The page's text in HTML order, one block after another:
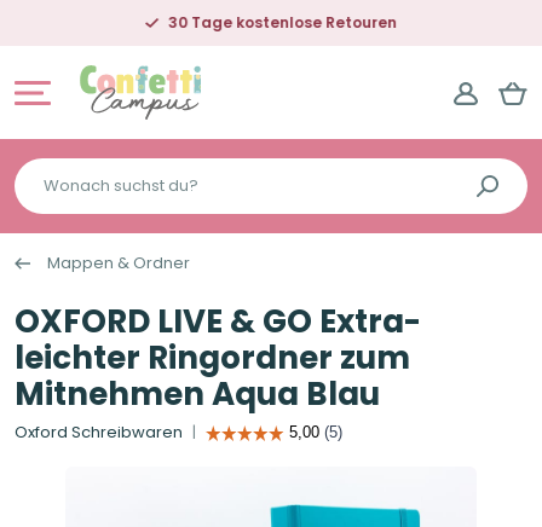
30 Tage kostenlose Retouren
Wonach
suchst
du?
Mappen & Ordner
OXFORD LIVE & GO Extra-
leichter Ringordner zum
Mitnehmen Aqua Blau
Oxford Schreibwaren